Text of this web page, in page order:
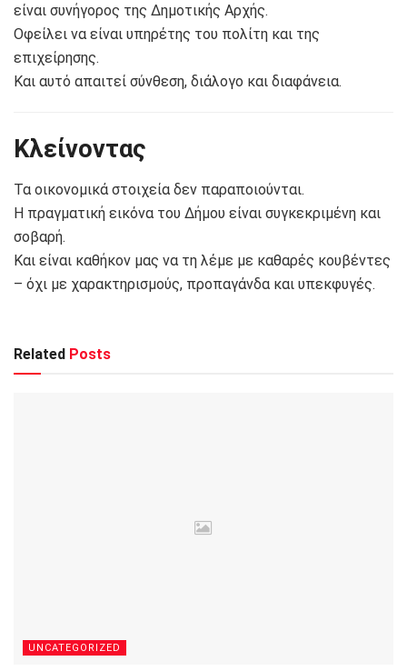
είναι συνήγορος της Δημοτικής Αρχής.
Οφείλει να είναι υπηρέτης του πολίτη και της
επιχείρησης.
Και αυτό απαιτεί σύνθεση, διάλογο και διαφάνεια.
Κλείνοντας
Τα οικονομικά στοιχεία δεν παραποιούνται.
Η πραγματική εικόνα του Δήμου είναι συγκεκριμένη και
σοβαρή.
Και είναι καθήκον μας να τη λέμε με καθαρές κουβέντες
– όχι με χαρακτηρισμούς, προπαγάνδα και υπεκφυγές.
Related Posts
UNCATEGORIZED